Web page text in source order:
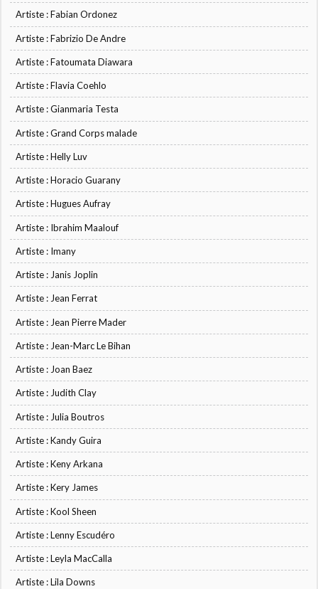
Artiste : Fabian Ordonez
Artiste : Fabrizio De Andre
Artiste : Fatoumata Diawara
Artiste : Flavia Coehlo
Artiste : Gianmaria Testa
Artiste : Grand Corps malade
Artiste : Helly Luv
Artiste : Horacio Guarany
Artiste : Hugues Aufray
Artiste : Ibrahim Maalouf
Artiste : Imany
Artiste : Janis Joplin
Artiste : Jean Ferrat
Artiste : Jean Pierre Mader
Artiste : Jean-Marc Le Bihan
Artiste : Joan Baez
Artiste : Judith Clay
Artiste : Julia Boutros
Artiste : Kandy Guira
Artiste : Keny Arkana
Artiste : Kery James
Artiste : Kool Sheen
Artiste : Lenny Escudéro
Artiste : Leyla MacCalla
Artiste : Lila Downs